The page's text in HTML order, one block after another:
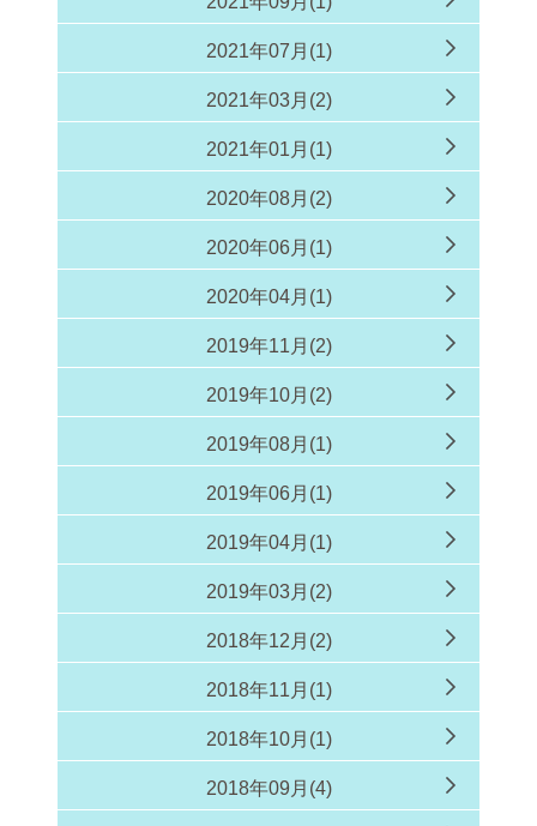
2021年07月(1)
2021年03月(2)
2021年01月(1)
2020年08月(2)
2020年06月(1)
2020年04月(1)
2019年11月(2)
2019年10月(2)
2019年08月(1)
2019年06月(1)
2019年04月(1)
2019年03月(2)
2018年12月(2)
2018年11月(1)
2018年10月(1)
2018年09月(4)